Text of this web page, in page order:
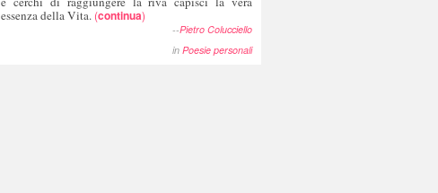
essenza della Vita. (continua)
--Pietro Colucciello
in Poesie personali